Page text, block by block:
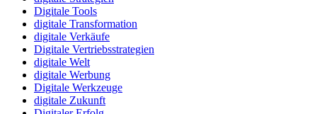
Digitale Tools
digitale Transformation
digitale Verkäufe
Digitale Vertriebsstrategien
digitale Welt
digitale Werbung
Digitale Werkzeuge
digitale Zukunft